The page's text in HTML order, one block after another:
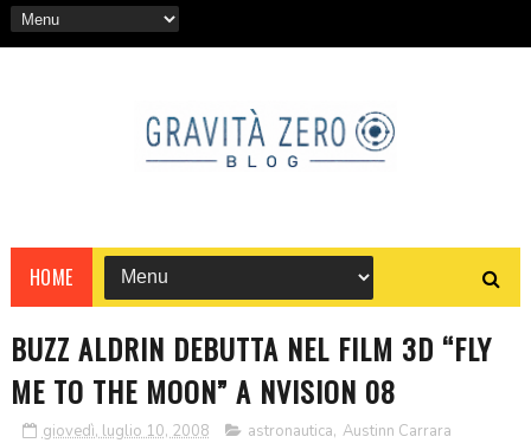
HOME
BUZZ ALDRIN DEBUTTA NEL FILM 3D “FLY
ME TO THE MOON” A NVISION 08
giovedì, luglio 10, 2008 astronautica, Austinn Carrara